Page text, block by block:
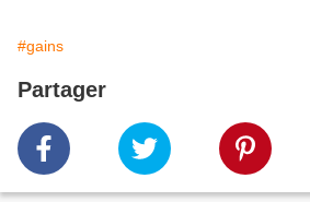
#gains
Partager